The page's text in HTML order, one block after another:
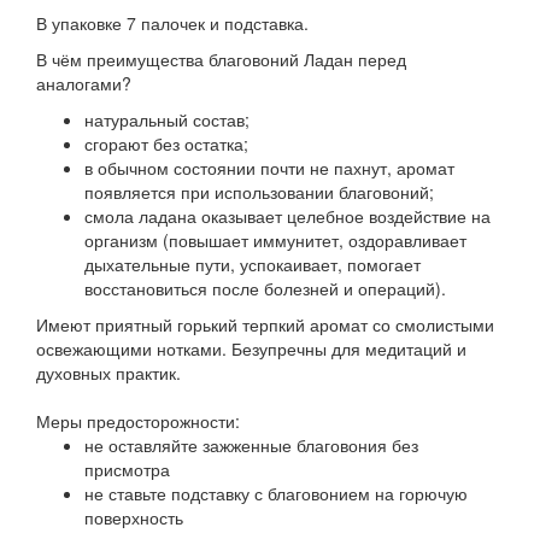
В упаковке 7 палочек и подставка.
В чём преимущества благовоний Ладан перед
аналогами?
натуральный состав;
сгорают без остатка;
в обычном состоянии почти не пахнут, аромат
появляется при использовании благовоний;
смола ладана оказывает целебное воздействие на
организм (повышает иммунитет, оздоравливает
дыхательные пути, успокаивает, помогает
восстановиться после болезней и операций).
Имеют приятный горький терпкий аромат со смолистыми
освежающими нотками. Безупречны для медитаций и
духовных практик.
Меры предосторожности:
не оставляйте зажженные благовония без
присмотра
не ставьте подставку с благовонием на горючую
поверхность